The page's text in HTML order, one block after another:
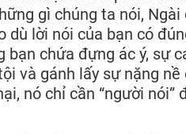
gì chúng ta nói,
dù lời nói của bạn có
chứa đựng ác ý, sự
và gánh lấy sự nặng
nó chỉ cần “người